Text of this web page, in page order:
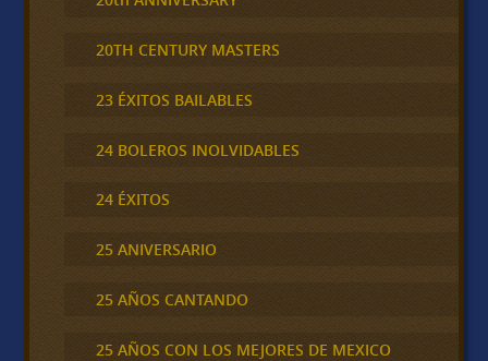
20TH CENTURY MASTERS
23 ÉXITOS BAILABLES
24 BOLEROS INOLVIDABLES
24 ÉXITOS
25 ANIVERSARIO
25 AÑOS CANTANDO
25 AÑOS CON LOS MEJORES DE MEXICO